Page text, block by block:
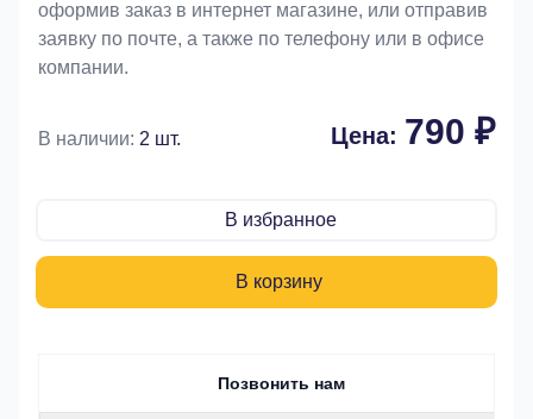
оформив заказ в интернет магазине, или отправив
заявку по почте, а также по телефону или в офисе
компании.
В наличии: 2 шт. Цена: 790 ₽
В избранное
В корзину
Позвонить нам